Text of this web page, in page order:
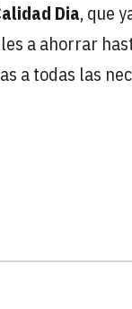
Dia, que
a ahorrar
a todas las